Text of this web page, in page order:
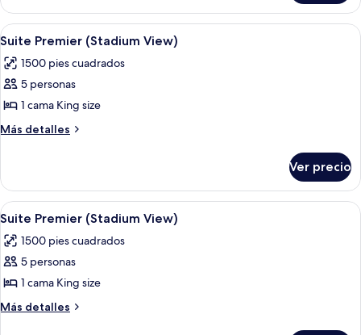
1
habitación
Abrir
todas
las
fotos
de
Suite
View)
Una habitación de hotel con una
5
Suite Premier (Stadium View)
1500 pies cuadrados
5 personas
1 cama King size
Más detalles
Más
Premier
(Stadium
View)
Ver precio
Abrir
todas
las
fotos
de
Suite
Una habitación de hotel con una
5
Suite Premier (Stadium View)
1500 pies cuadrados
5 personas
1 cama King size
Más detalles
Más